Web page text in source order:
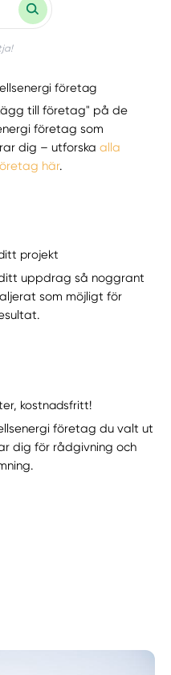
företag
till företag" på de
företag som
dig – utforskaalla
här.
projekt
uppdrag så noggrant
som möjligt för
kostnadsfritt!
företag du valt ut
dig för rådgivning och